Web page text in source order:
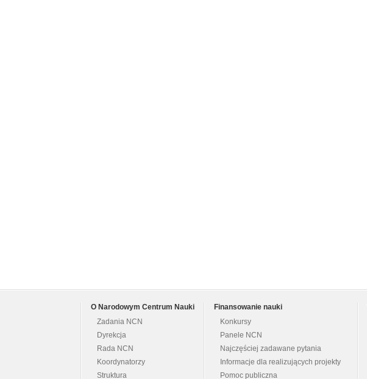
O Narodowym Centrum Nauki
Zadania NCN
Dyrekcja
Rada NCN
Koordynatorzy
Struktura
Finansowanie nauki
Konkursy
Panele NCN
Najczęściej zadawane pytania
Informacje dla realizujących projekty
Pomoc publiczna